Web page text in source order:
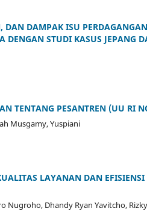
DAMPAK ISU
DENGAN STUDI KASUS JEPANG
TENTANG PESANTREN (UU RI
Musgamy, Yuspiani
LAYANAN DAN
Nugroho, Dhandy Ryan Yavitcho,